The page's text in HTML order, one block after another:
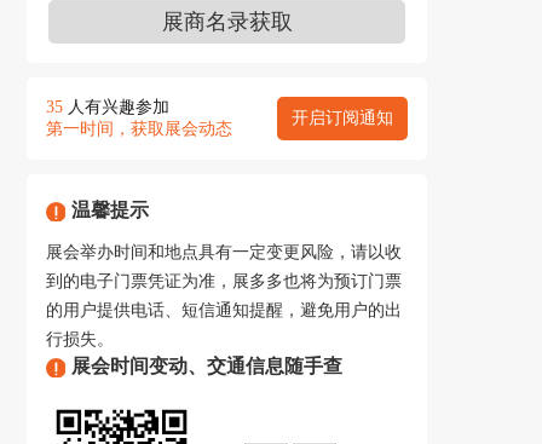
展商名录获取
35 人有兴趣参加
第一时间，获取展会动态
开启订阅通知
温馨提示
展会举办时间和地点具有一定变更风险，请以收
到的电子门票凭证为准，展多多也将为预订门票
的用户提供电话、短信通知提醒，避免用户的出
行损失。
展会时间变动、交通信息随手查